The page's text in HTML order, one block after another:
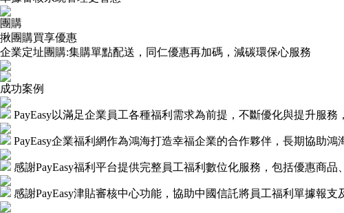
團購
揪團購買享優惠
企業定址團購:集購單點配送，同仁優惠再加碼，減碳環保心服務
成功案例
PayEasy以滿足企業員工各種福利需求為前提，不斷優化與提升服務
PayEasy企業福利網作為鴻海打造幸福企業的合作夥伴，長期協助鴻
感謝PayEasy福利平台提供完整員工福利數位化服務，包括優惠商
感謝PayEasy津貼審核中心功能，協助中國信託將員工福利單據報支